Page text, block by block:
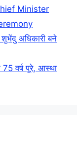
Minister
अधिकारी बने
75 वर्ष पूरे, आस्था